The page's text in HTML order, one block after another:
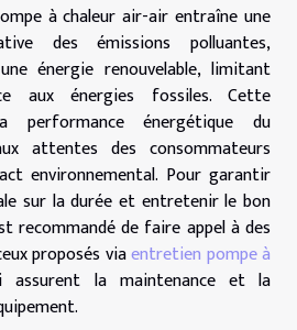
à chaleur air-air entraîne une
des émissions polluantes,
énergie renouvelable, limitant
aux énergies fossiles. Cette
performance énergétique du
attentes des consommateurs
environnemental. Pour garantir
sur la durée et entretenir le bon
recommandé de faire appel à des
proposés viaentretien pompe à
assurent la maintenance et la